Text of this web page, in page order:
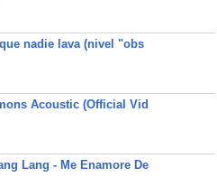
nadie lava (nivel "obs
Acoustic (Official Vid
Lang - Me Enamore De